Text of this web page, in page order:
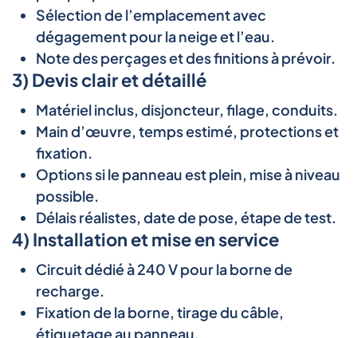
Sélection de l’emplacement avec
dégagement pour la neige et l’eau.
Note des perçages et des finitions à prévoir.
3) Devis clair et détaillé
Matériel inclus, disjoncteur, filage, conduits.
Main d’œuvre, temps estimé, protections et
fixation.
Options si le panneau est plein, mise à niveau
possible.
Délais réalistes, date de pose, étape de test.
4) Installation et mise en service
Circuit dédié à 240 V pour la borne de
recharge.
Fixation de la borne, tirage du câble,
étiquetage au panneau.